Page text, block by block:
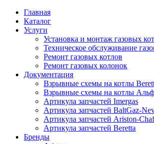
Главная
Каталог
Услуги
Установка и монтаж газовых
Техническое обслуживание
Ремонт газовых котлов
Ремонт газовых колонок
Документация
Взрывные схемы на котлы
Взрывные схемы на котлы
Артикула запчастей Imergas
Артикула запчастей BaltGaz-
Артикула запчастей Ariston-
Артикула запчастей Beretta
Бренды